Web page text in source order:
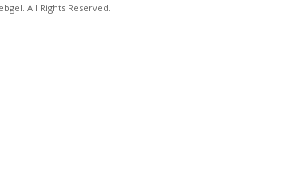
All Rights Reserved.